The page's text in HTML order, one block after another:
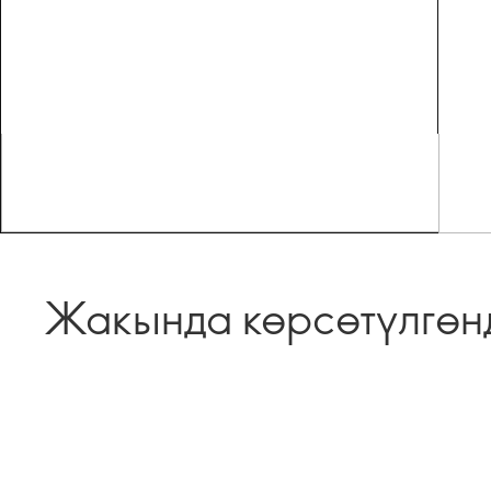
Жакында